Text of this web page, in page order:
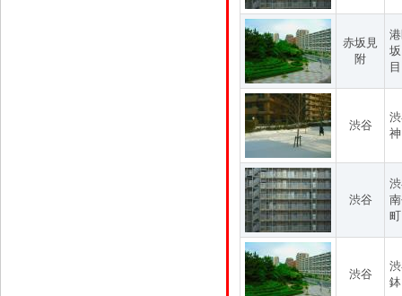
赤坂見
附
目
渋谷
渋谷
渋谷